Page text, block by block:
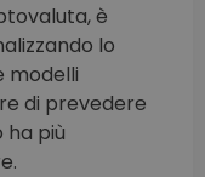
è
lo
modelli
di prevedere
ha più